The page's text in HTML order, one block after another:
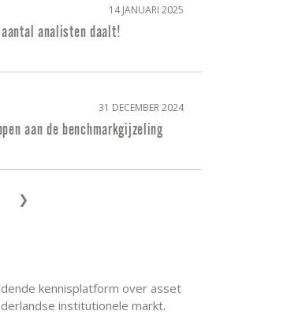
14 JANUARI 2025
analisten daalt!
31 DECEMBER 2024
aan de benchmarkgijzeling
kennisplatform over asset
institutionele markt.